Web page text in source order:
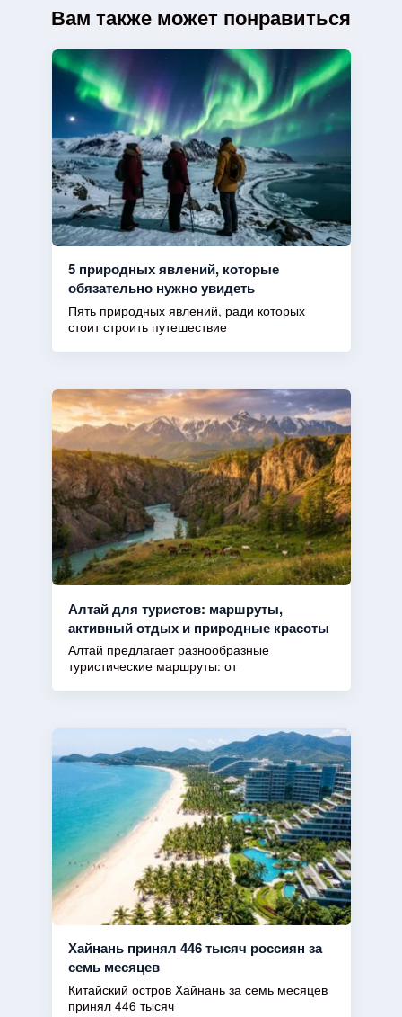
Вам также может понравиться
5 природных явлений, которые
обязательно нужно увидеть
Пять природных явлений, ради которых
стоит строить путешествие
Алтай для туристов: маршруты,
активный отдых и природные красоты
Алтай предлагает разнообразные
туристические маршруты: от
Хайнань принял 446 тысяч россиян за
семь месяцев
Китайский остров Хайнань за семь месяцев
принял 446 тысяч